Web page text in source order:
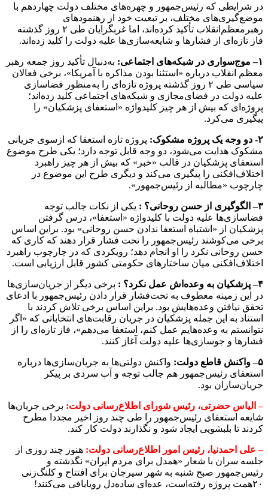
در شرایطی که رئیس‌جمهور و چهره‌های مختلف دولت چهاردهم با
موضع‌گیری‌های مختلف، بر تبعیت خود از رهنمودهای
رهبرمعظم‌انقلاب تأکید کرده‌اند، اما غربگرایان طی ۲ روز گذشته
فاز تازه‌ای از فشارها و شایعه‌سازی‌ها علیه دولت را کلید زده‌اند.
۱– موج‌سواری در شبکه‌های اجتماعی: به‌دنبال تأکید روز جمعه رهبر
معظم انقلاب درباره «استثنا بودن مذاکره با آمریکا»، برخی فعالان
سیاسی طی ۲ روز گذشته پروژه‌ تازه‌ای را به‌منظور فضاسازی
علیه دولت در فضای‌مجازی و شبکه‌های اجتماعی کلید زده‌اند؛
پروژه‌ای که بیش از هر چیز کلیدواژه «استعفای پزشکیان» را
پیگیری می‌کرد.
۲- دو وجه یک پروژه مشکوک:
پروژه تازه استعفا که ازسوی جریانی
مشکوک هدایت می‌شود، دو وجه قابل توجه دارد؛ یکی طرح موضوع
استعفای پزشکیان در قالب «خبر» که بیش از هر چیز راهبرد
اختلاف‌افکنی را پیگیری می‌کند و دیگری طرح این موضوع در
چارچوب «مطالبه از رئیس‌جمهور».
۳– الگوگیری از حسن روحانی؟ : یکی از نکات جالب توجه
فضاسازی‌ها علیه دولت با کلیدواژه «استعفا»، درس گرفتن
پزشکیان از «اشتباه استعفا ندادن حسن روحانی» بود. براین اساس
برخی می‌کوشند رئیس‌جمهور را تحت فشار قرار دهند که کاری که
حسن روحانی نکرد را او انجام دهد؛ رویکردی که در چارچوب راهبرد
اختلاف‌افکنی میان ساختارهای حکومتی کشور قابل ارزیابی است.
۴–پزشکیان به وعده‌اش عمل نکرد؟ : برخی دیگر از جریان‌سازی‌ها
در این زمینه معطوف به تحت‌فشار قرار دادن رئیس‌جمهور با ادعای
تحقق نیافتن وعده‌هایش بود. براین اساس برخی تلاش کردند با
استناد به این جمله پزشکیان در جریان رقابت‌های انتخاباتی که «اگر
نتوانستم به وعده‌هایم عمل کنم، استعفا می‌دهم»، فاز تازه‌ای را از
فشارها و جوسازی‌ها علیه دولت آغاز کنند.
۵–واکنش قاطع دولت: واکنش دولتی‌ها به جریان‌سازی‌ها درباره
استعفای رئیس‌جمهور هم جالب توجه و آب سردی بر پیکر
جریان‌سازان بود.
– الیاس حضرتی، رئیس شورای اطلاع‌رسانی دولت: برخی جریان‌ها
شایعه استعفای رئیس‌جمهور را طی چند روز اخیر مجددا مطرح
کردند تا بلبشویی ایجاد شود و نگذارند دولت کار کند.
– علی احمدنیا، رئیس امور اطلاع‌رسانی دولت: هنوز چند روزی از
جلسه سران با شعار «همدل برای مردم ایران» نگذشته و
رئیس‌جمهور صبح شنبه به شهر سیرجان برای افتتاح و کلنگ‌زنی
۲۰همت پروژه رفته‌است، عده‌ای ساده‌دل رویابافی می‌کنند!